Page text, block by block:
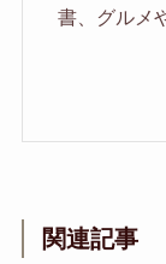
書、グルメ
関連記事